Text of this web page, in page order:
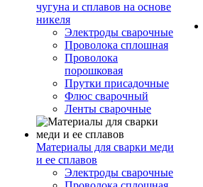
чугуна и сплавов на основе
никеля
Электроды сварочные
Проволока сплошная
Проволока
порошковая
Прутки присадочные
Флюс сварочный
Ленты сварочные
Материалы для сварки меди
и ее сплавов
Электроды сварочные